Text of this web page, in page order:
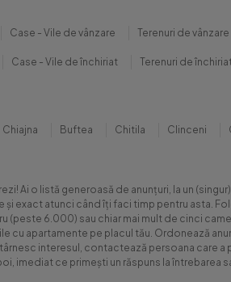
Case - Vile de vânzare Terenuri de vânzare
Case - Vile de închiriat Terenuri de
Chiajna Buftea Chitila Clinceni
Ai o listă generoasă de anunțuri, la un
exact atunci când îți faci timp pentru asta.
6.000) sau chiar mai mult de cinci
cu apartamente pe placul tău. Ordonează
interesul, contactează persoana care
imediat ce primești un răspuns la